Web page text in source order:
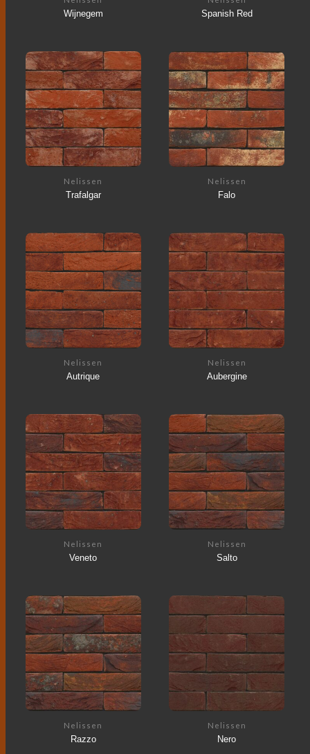
Wijnegem Spanish Red
Nelissen
Trafalgar
Nelissen
Falo
Nelissen
Autrique
Nelissen
Aubergine
Nelissen
Veneto
Nelissen
Salto
Nelissen
Razzo
Nelissen
Nero